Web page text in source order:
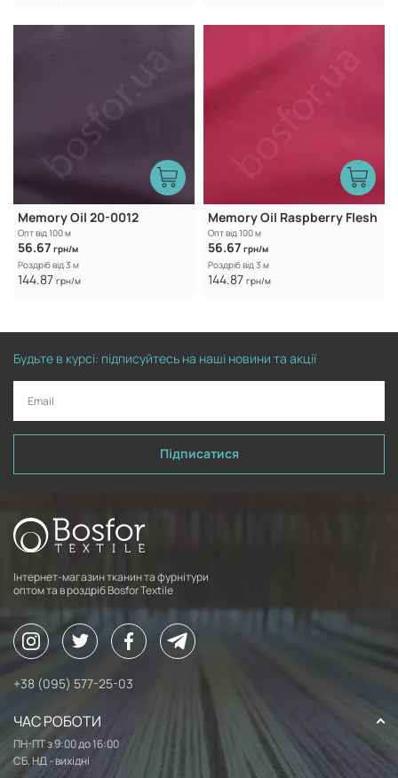
Memory Oil 20-0012
Опт від 100 м
56.67 грн/м
Роздріб від 3 м
144.87 грн/м
Memory Oil Raspberry Flesh
Опт від 100 м
56.67 грн/м
Роздріб від 3 м
144.87 грн/м
Будьте в курсі: підписуйтесь на наші новини та акції
Підписатися
Інтернет-магазин тканин та фурнітури
оптом та в роздріб Bosfor Textile
+38 (095) 577-25-03
ЧАС РОБОТИ
ПН-ПТ з 9:00 до 16:00
СБ, НД - вихідні